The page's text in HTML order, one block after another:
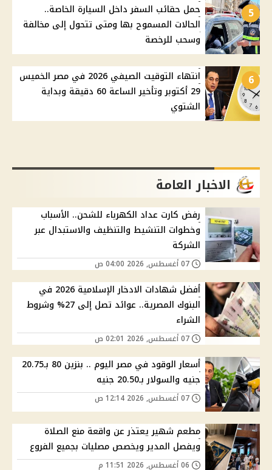
5
حمل حقائب السفر داخل السيارة الخاصة..
الحالات المسموح بها ومتى تتحول إلى مخالفة
وسحب للرخصة
6
انتهاء التوقيت الصيفي 2026 في مصر الخميس
29 أكتوبر وتأخير الساعة 60 دقيقة وبداية
الشتوي
الاخبار العامة
رفض كارت عداد الكهرباء للشحن.. الأسباب
وخطوات التنشيط والتنظيف والاستبدال عبر
الشركة
أفضل شهادات الادخار الإسلامية 2026 في
البنوك المصرية.. عوائد تصل إلى 27% وشروط
الشراء
أسعار الوقود في مصر اليوم .. بنزين 80 بـ20.75
جنيه والسولار بـ20.50 جنيه
مطعم شهير يعتذر عن واقعة منع الصلاة
ويفصل المدير ويخصص مصليات بجميع الفروع